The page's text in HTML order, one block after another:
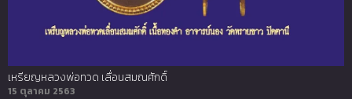
เหรียญหลวงพ่อทวด เลื่อนสมณศักดิ์
15 ตุลาคม 2563